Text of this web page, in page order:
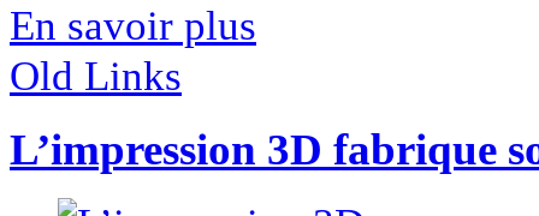
En savoir plus
Old Links
L’impression 3D fabrique